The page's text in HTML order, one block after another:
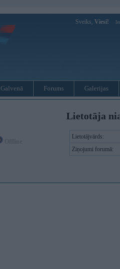
Sveiks, Viesi!
Galvenā Forums Galerijas
Lietotāja
Lietotājvārds:
Ziņojumi forumā: